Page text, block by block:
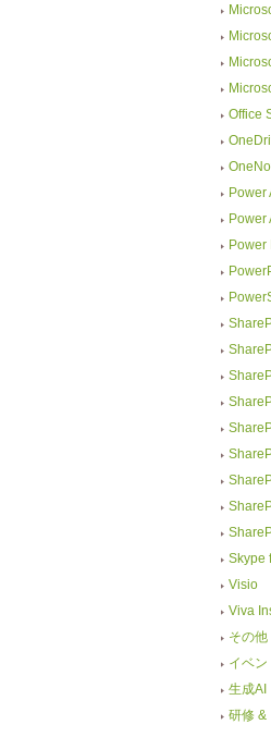
Office
Power
Power
Power
Skype
Visio
Viva
その他
イベン
生成AI
研修 &